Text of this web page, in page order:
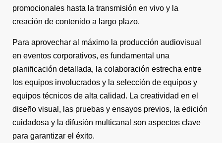
promocionales hasta la transmisión en vivo y la
creación de contenido a largo plazo.
Para aprovechar al máximo la producción audiovisual
en eventos corporativos, es fundamental una
planificación detallada, la colaboración estrecha entre
los equipos involucrados y la selección de equipos y
equipos técnicos de alta calidad. La creatividad en el
diseño visual, las pruebas y ensayos previos, la edición
cuidadosa y la difusión multicanal son aspectos clave
para garantizar el éxito.